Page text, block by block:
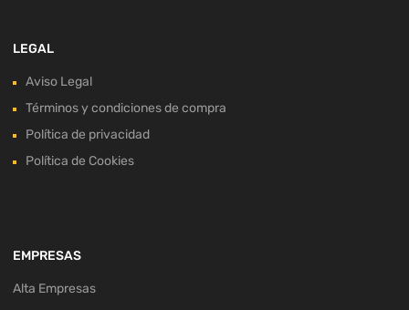
LEGAL
Aviso Legal
Términos y condiciones de compra
Política de privacidad
Política de Cookies
EMPRESAS
Alta Empresas